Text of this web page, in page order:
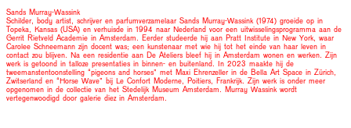
Sands Murray-Wassink
Schilder, body artist, schrijver en parfumverzamelaar Sands Murray-Wassink (1974) groeide op in
Topeka, Kansas (USA) en verhuisde in 1994 naar Nederland voor een uitwisselingsprogramma aan de
Gerrit Rietveld Academie in Amsterdam. Eerder studeerde hij aan Pratt Institute in New York, waar
Carolee Schneemann zijn docent was; een kunstenaar met wie hij tot het einde van haar leven in
contact zou blijven. Na een residentie aan De Ateliers bleef hij in Amsterdam wonen en werken. Zijn
werk is getoond in talloze presentaties in binnen- en buitenland. In 2023 maakte hij de
tweemanstentoonstelling “pigeons and horses” met Maxi Ehrenzeller in de Bella Art Space in Zürich,
Zwitserland en “Horse Wave” bij Le Confort Moderne, Poitiers, Frankrijk. Zijn werk is onder meer
opgenomen in de collectie van het Stedelijk Museum Amsterdam. Murray Wassink wordt
vertegenwoodigd door galerie diez in Amsterdam.